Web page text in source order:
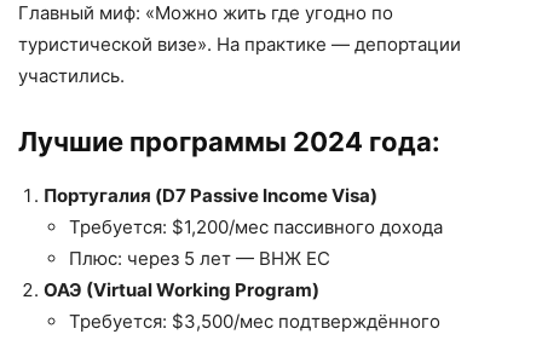
Главный миф: «Можно жить где угодно по
туристической визе». На практике — депортации
участились.
Лучшие программы 2024 года:
Португалия (D7 Passive Income Visa)
Требуется: $1,200/мес пассивного дохода
Плюс: через 5 лет — ВНЖ ЕС
ОАЭ (Virtual Working Program)
Требуется: $3,500/мес подтверждённого